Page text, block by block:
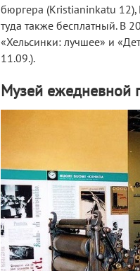
бюргера (Kristianinkatu 12),
туда также бесплатный. В
«Хельсинки: лучшее» и
11.09.).
Музей ежедневной